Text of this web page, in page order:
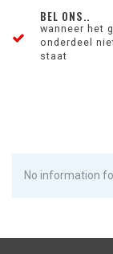
BEL ONS..
wanneer het
onderdeel
staat
No information